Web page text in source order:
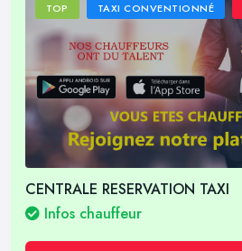
TOP TAXI CONVENTIONNÉ
CENTRALE RESERVATION TAXI
Infos chauffeur